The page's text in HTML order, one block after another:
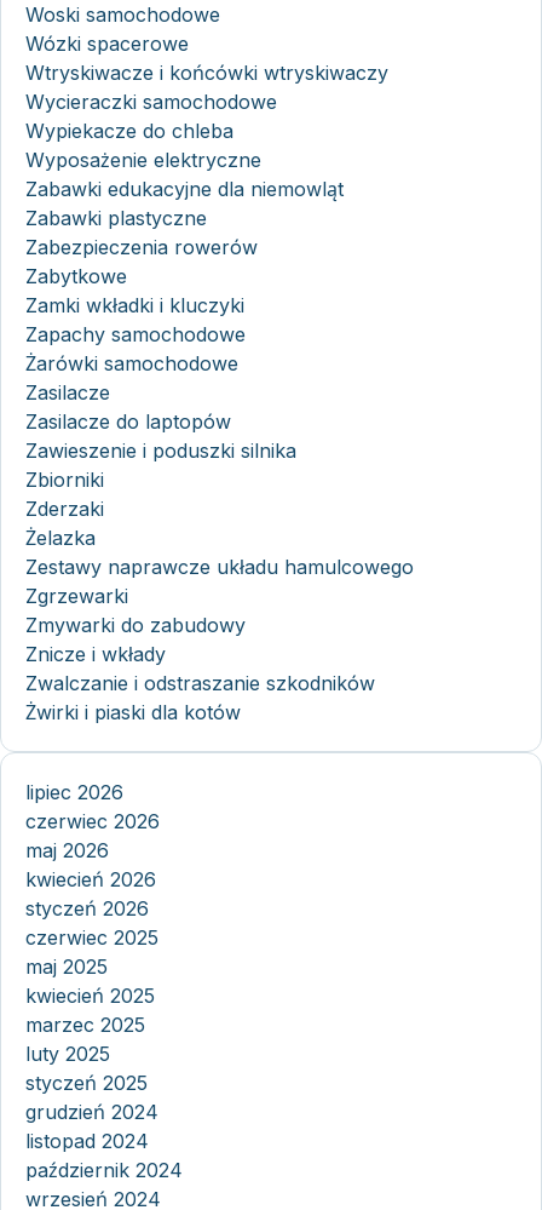
Woski samochodowe
Wózki spacerowe
Wtryskiwacze i końcówki wtryskiwaczy
Wycieraczki samochodowe
Wypiekacze do chleba
Wyposażenie elektryczne
Zabawki edukacyjne dla niemowląt
Zabawki plastyczne
Zabezpieczenia rowerów
Zabytkowe
Zamki wkładki i kluczyki
Zapachy samochodowe
Żarówki samochodowe
Zasilacze
Zasilacze do laptopów
Zawieszenie i poduszki silnika
Zbiorniki
Zderzaki
Żelazka
Zestawy naprawcze układu hamulcowego
Zgrzewarki
Zmywarki do zabudowy
Znicze i wkłady
Zwalczanie i odstraszanie szkodników
Żwirki i piaski dla kotów
lipiec 2026
czerwiec 2026
maj 2026
kwiecień 2026
styczeń 2026
czerwiec 2025
maj 2025
kwiecień 2025
marzec 2025
luty 2025
styczeń 2025
grudzień 2024
listopad 2024
październik 2024
wrzesień 2024